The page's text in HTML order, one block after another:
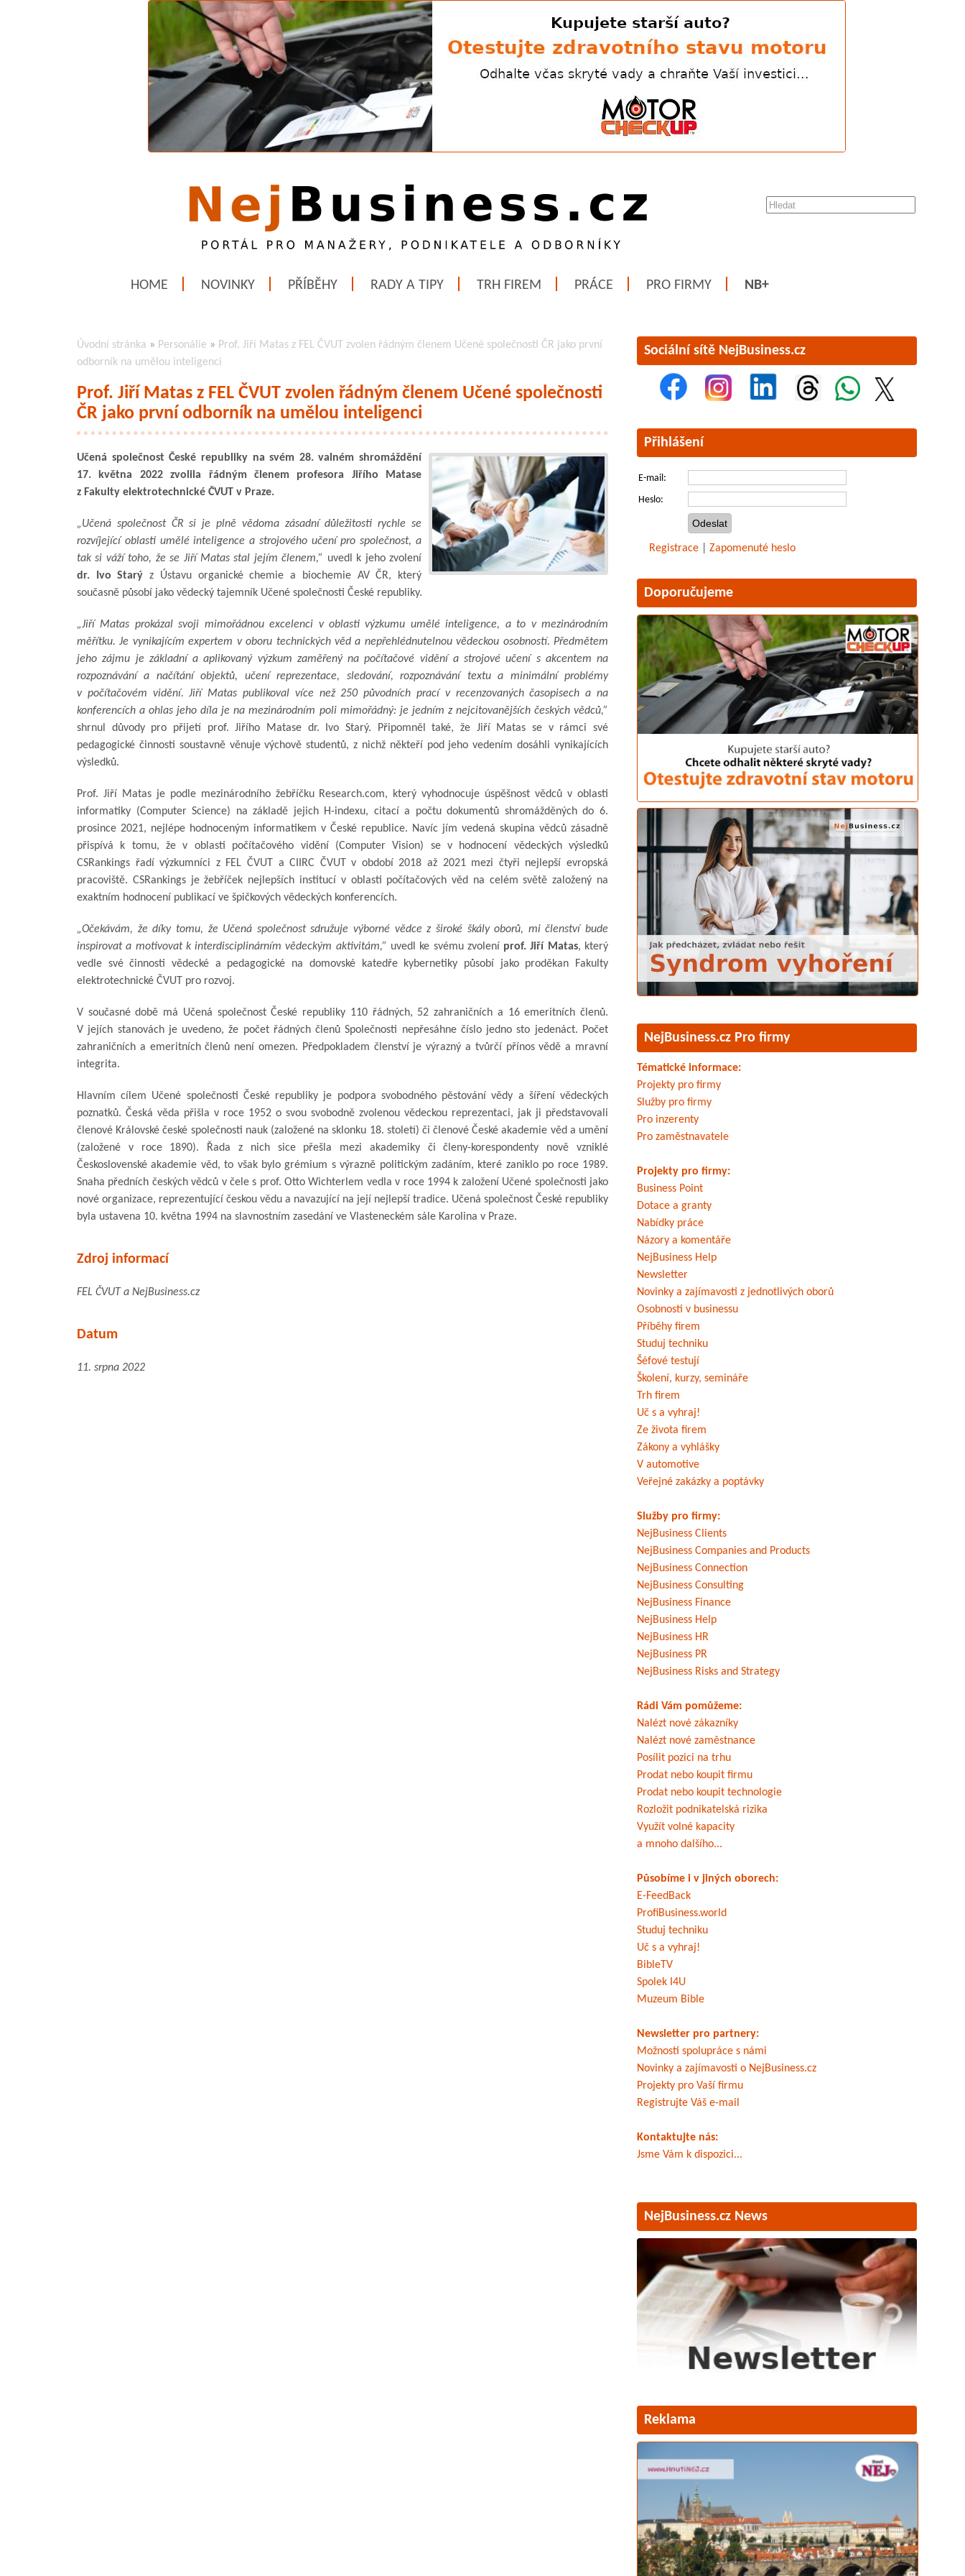
HOME NOVINKY PŘÍBĚHY RADY A TIPY TRH FIREM PRÁCE PRO FIRMY NB+
Úvodní stránka » Personálie » Prof. Jiří Matas z FEL ČVUT zvolen řádným členem Učené společnosti ČR jako první
odborník na umělou inteligenci
Prof. Jiří Matas z FEL ČVUT zvolen řádným členem Učené společnosti
ČR jako první odborník na umělou inteligenci
Učená společnost České republiky na svém 28. valném shromáždění
17. května 2022 zvolila řádným členem profesora Jiřího Matase
z Fakulty elektrotechnické ČVUT v Praze.
„Učená společnost ČR si je plně vědoma zásadní důležitosti rychle se
rozvíjející oblasti umělé inteligence a strojového učení pro společnost, a
tak si váží toho, že se Jiří Matas stal jejím členem,” uvedl k jeho zvolení
dr. Ivo Starý z Ústavu organické chemie a biochemie AV ČR, který
současně působí jako vědecký tajemník Učené společnosti České republiky.
„Jiří Matas prokázal svoji mimořádnou excelenci v oblasti výzkumu umělé inteligence, a to v mezinárodním
měřítku. Je vynikajícím expertem v oboru technických věd a nepřehlédnutelnou vědeckou osobností. Předmětem
jeho zájmu je základní a aplikovaný výzkum zaměřený na počítačové vidění a strojové učení s akcentem na
rozpoznávání a načítání objektů, učení reprezentace, sledování, rozpoznávání textu a minimální problémy
v počítačovém vidění. Jiří Matas publikoval více než 250 původních prací v recenzovaných časopisech a na
konferencích a ohlas jeho díla je na mezinárodním poli mimořádný: je jedním z nejcitovanějších českých vědců,”
shrnul důvody pro přijetí prof. Jiřího Matase dr. Ivo Starý. Připomněl také, že Jiří Matas se v rámci své
pedagogické činnosti soustavně věnuje výchově studentů, z nichž někteří pod jeho vedením dosáhli vynikajících
výsledků.
Prof. Jiří Matas je podle mezinárodního žebříčku Research.com, který vyhodnocuje úspěšnost vědců v oblasti
informatiky (Computer Science) na základě jejich H-indexu, citací a počtu dokumentů shromážděných do 6.
prosince 2021, nejlépe hodnoceným informatikem v České republice. Navíc jím vedená skupina vědců zásadně
přispívá k tomu, že v oblasti počítačového vidění (Computer Vision) se v hodnocení vědeckých výsledků
CSRankings řadí výzkumníci z FEL ČVUT a CIIRC ČVUT v období 2018 až 2021 mezi čtyři nejlepší evropská
pracoviště. CSRankings je žebříček nejlepších institucí v oblasti počítačových věd na celém světě založený na
exaktním hodnocení publikací ve špičkových vědeckých konferencích.
„Očekávám, že díky tomu, že Učená společnost sdružuje výborné vědce z široké škály oborů, mi členství bude
inspirovat a motivovat k interdisciplinárním vědeckým aktivitám,” uvedl ke svému zvolení prof. Jiří Matas, který
vedle své činnosti vědecké a pedagogické na domovské katedře kybernetiky působí jako proděkan Fakulty
elektrotechnické ČVUT pro rozvoj.
V současné době má Učená společnost České republiky 110 řádných, 52 zahraničních a 16 emeritních členů.
V jejích stanovách je uvedeno, že počet řádných členů Společnosti nepřesáhne číslo jedno sto jedenáct. Počet
zahraničních a emeritních členů není omezen. Předpokladem členství je výrazný a tvůrčí přínos vědě a mravní
integrita.
Hlavním cílem Učené společnosti České republiky je podpora svobodného pěstování vědy a šíření vědeckých
poznatků. Česká věda přišla v roce 1952 o svou svobodně zvolenou vědeckou reprezentaci, jak ji představovali
členové Královské české společnosti nauk (založené na sklonku 18. století) či členové České akademie věd a umění
(založené v roce 1890). Řada z nich sice přešla mezi akademiky či členy-korespondenty nově vzniklé
Československé akademie věd, to však bylo grémium s výrazně politickým zadáním, které zaniklo po roce 1989.
Snaha předních českých vědců v čele s prof. Otto Wichterlem vedla v roce 1994 k založení Učené společnosti jako
nové organizace, reprezentující českou vědu a navazující na její nejlepší tradice. Učená společnost České republiky
byla ustavena 10. května 1994 na slavnostním zasedání ve Vlasteneckém sále Karolina v Praze.
Zdroj informací
FEL ČVUT a NejBusiness.cz
Datum
11. srpna 2022
Sociální sítě NejBusiness.cz
Přihlášení
E-mail:
Heslo:
Registrace Zapomenuté heslo
Doporučujeme
NejBusiness.cz Pro firmy
Tématické informace:
Projekty pro firmy
Služby pro firmy
Pro inzerenty
Pro zaměstnavatele
Projekty pro firmy:
Business Point
Dotace a granty
Nabídky práce
Názory a komentáře
NejBusiness Help
Newsletter
Novinky a zajímavosti z jednotlivých oborů
Osobnosti v businessu
Příběhy firem
Studuj techniku
Šéfové testují
Školení, kurzy, semináře
Trh firem
Uč s a vyhraj!
Ze života firem
Zákony a vyhlášky
V automotive
Veřejné zakázky a poptávky
Služby pro firmy:
NejBusiness Clients
NejBusiness Companies and Products
NejBusiness Connection
NejBusiness Consulting
NejBusiness Finance
NejBusiness Help
NejBusiness HR
NejBusiness PR
NejBusiness Risks and Strategy
Rádi Vám pomůžeme:
Nalézt nové zákazníky
Nalézt nové zaměstnance
Posílit pozici na trhu
Prodat nebo koupit firmu
Prodat nebo koupit technologie
Rozložit podnikatelská rizika
Využít volné kapacity
a mnoho dalšího...
Působíme i v jiných oborech:
E-FeedBack
ProfiBusiness.world
Studuj techniku
Uč s a vyhraj!
BibleTV
Spolek I4U
Muzeum Bible
Newsletter pro partnery:
Možnosti spolupráce s námi
Novinky a zajímavosti o NejBusiness.cz
Projekty pro Vaší firmu
Registrujte Váš e-mail
Kontaktujte nás:
Jsme Vám k dispozici...
NejBusiness.cz News
Reklama